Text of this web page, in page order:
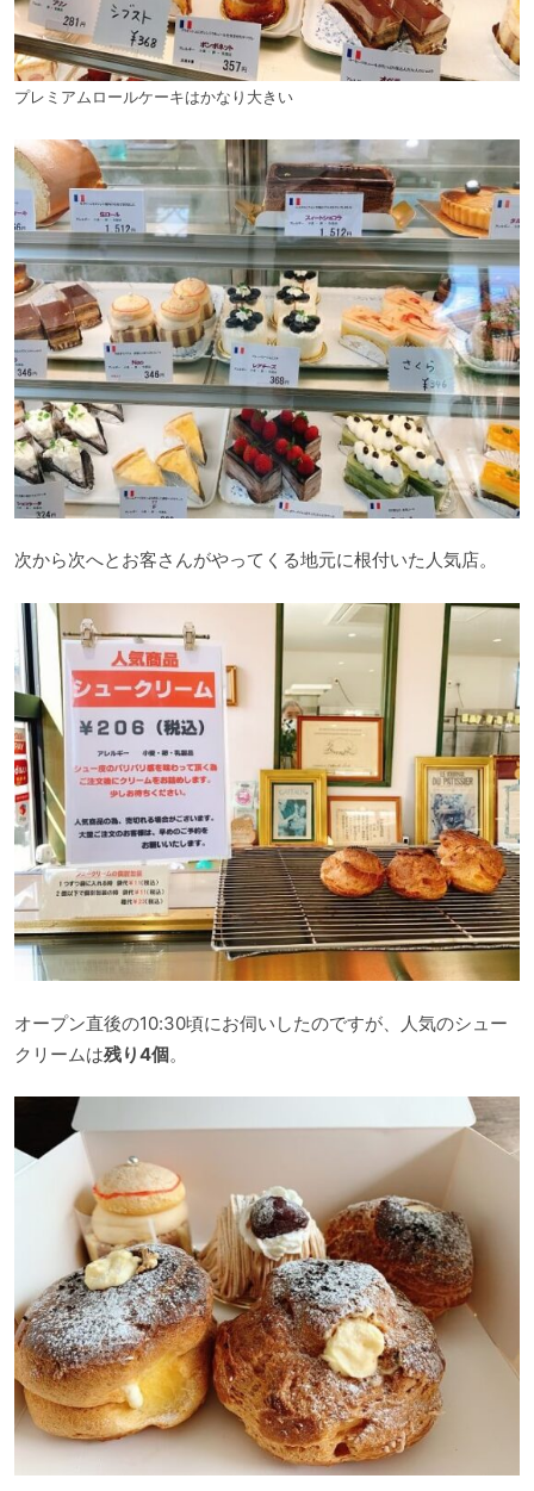
プレミアムロールケーキはかなり大きい
次から次へとお客さんがやってくる地元に根付いた人気店。
オープン直後の10:30頃にお伺いしたのですが、人気のシュー
クリームは残り4個。